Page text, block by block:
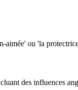
aimée' ou 'la
des influences